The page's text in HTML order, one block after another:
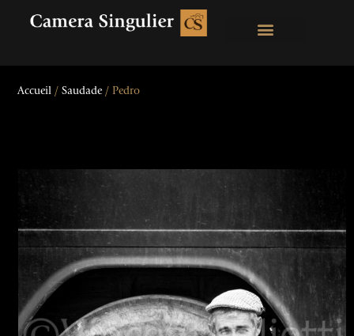
Accueil /Saudade / Pedro